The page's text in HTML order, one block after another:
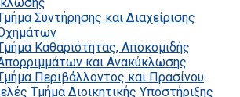
Συντήρησης και Διαχείρισης
Καθαριότητας, Αποκομιδής
και Ανακύκλωσης
Περιβάλλοντος και Πρασίνου
Τμήμα Διοικητικής Υποστήριξης